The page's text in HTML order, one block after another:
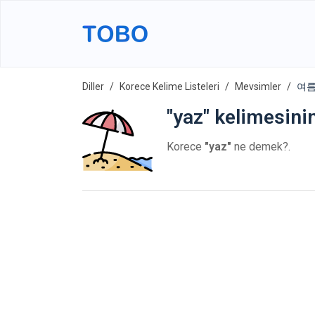
Diller Korece Kelime Listeleri Mevsimler 여
"yaz"
Korece "yaz" ne demek?.